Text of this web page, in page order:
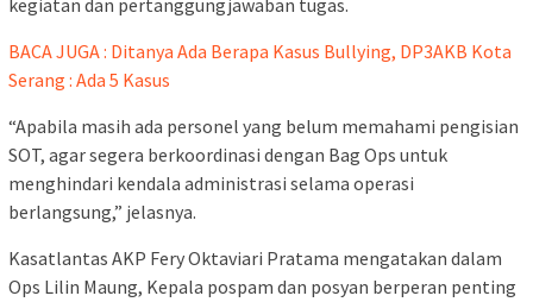
kegiatan dan pertanggungjawaban tugas.
BACA JUGA : Ditanya Ada Berapa Kasus Bullying, DP3AKB Kota
Serang : Ada 5 Kasus
“Apabila masih ada personel yang belum memahami pengisian
SOT, agar segera berkoordinasi dengan Bag Ops untuk
menghindari kendala administrasi selama operasi
berlangsung,” jelasnya.
Kasatlantas AKP Fery Oktaviari Pratama mengatakan dalam
Ops Lilin Maung, Kepala pospam dan posyan berperan penting